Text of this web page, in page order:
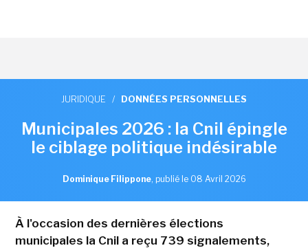
JURIDIQUE / DONNÉES PERSONNELLES
Municipales 2026 : la Cnil épingle
le ciblage politique indésirable
Dominique Filippone, publié le 08 Avril 2026
À l'occasion des dernières élections
municipales la Cnil a reçu 739 signalements,